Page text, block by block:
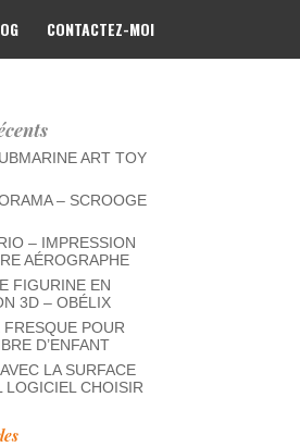
CONTACTEZ-MOI
ART TOY
– SCROOGE
– IMPRESSION
AÉROGRAPHE
FIGURINE EN
3D – OBÉLIX
FRESQUE POUR
D’ENFANT
LA SURFACE
LOGICIEL CHOISIR